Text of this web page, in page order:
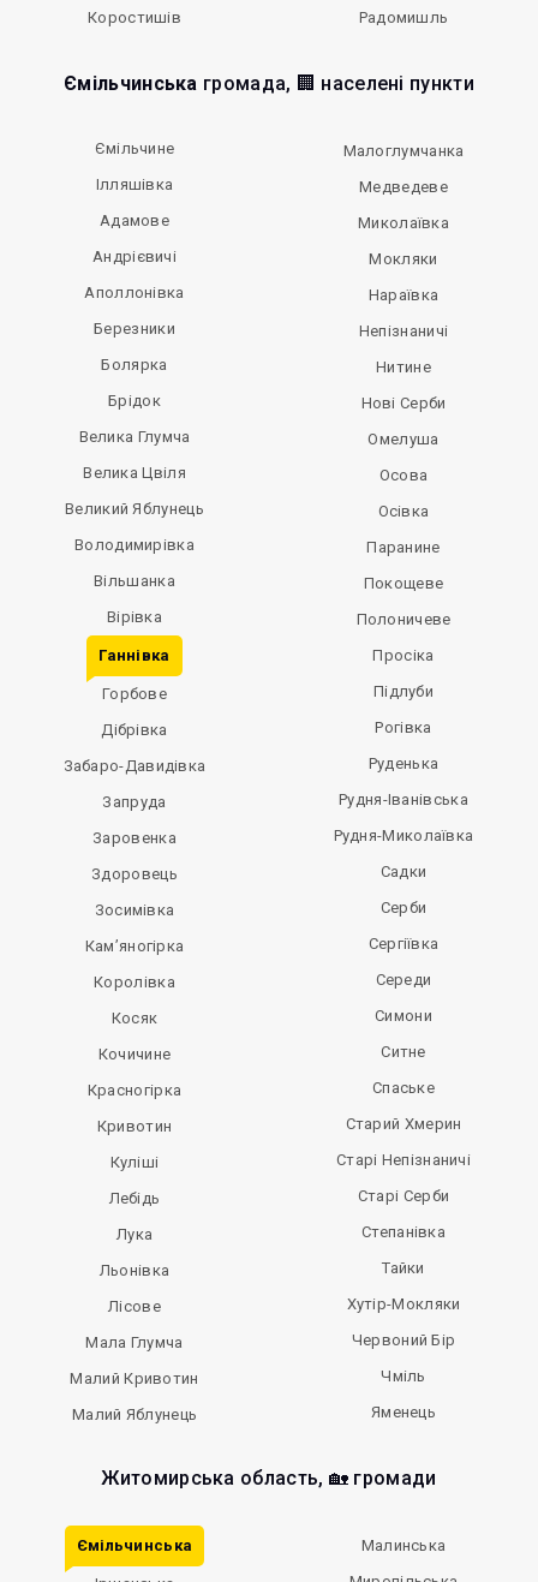
Коростишів Радомишль
Ємільчинська громада, 🏢 населені пункти
Ємільчине
Ілляшівка
Адамове
Андрієвичі
Аполлонівка
Березники
Болярка
Брідок
Велика Глумча
Велика Цвіля
Великий Яблунець
Володимирівка
Вільшанка
Вірівка
Ганнівка
Горбове
Дібрівка
Забаро-Давидівка
Запруда
Заровенка
Здоровець
Зосимівка
Кам’яногірка
Королівка
Косяк
Кочичине
Красногірка
Кривотин
Куліші
Лебідь
Лука
Льонівка
Лісове
Мала Глумча
Малий Кривотин
Малий Яблунець
Малоглумчанка
Медведеве
Миколаївка
Мокляки
Нараївка
Непізнаничі
Нитине
Нові Серби
Омелуша
Осова
Осівка
Паранине
Покощеве
Полоничеве
Просіка
Підлуби
Рогівка
Руденька
Рудня-Іванівська
Рудня-Миколаївка
Садки
Серби
Сергіївка
Середи
Симони
Ситне
Спаське
Старий Хмерин
Старі Непізнаничі
Старі Серби
Степанівка
Тайки
Хутір-Мокляки
Червоний Бір
Чміль
Яменець
Житомирська область, 🏡 громади
Ємільчинська
Малинська